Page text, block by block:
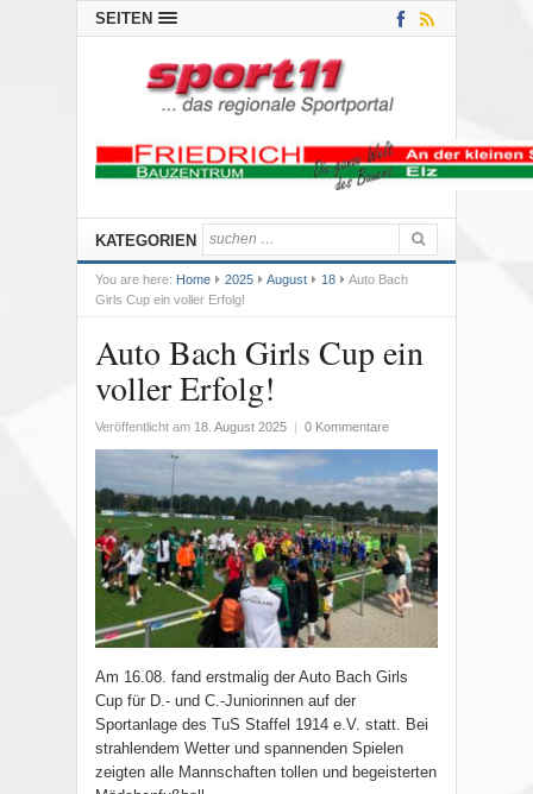
SEITEN
KATEGORIEN
You are here: Home 2025 August 18
Auto Bach
Girls Cup ein voller Erfolg!
Auto Bach Girls Cup ein
voller Erfolg!
Veröffentlicht am 18. August 2025 0 Kommentare
Am 16.08. fand erstmalig der Auto Bach Girls
Cup für D.- und C.-Juniorinnen auf der
Sportanlage des TuS Staffel 1914 e.V. statt. Bei
strahlendem Wetter und spannenden Spielen
zeigten alle Mannschaften tollen und begeisterten